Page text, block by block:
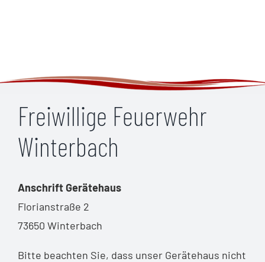
Freiwillige Feuerwehr
Winterbach
Anschrift Gerätehaus
Florianstraße 2
73650 Winterbach
Bitte beachten Sie, dass unser Gerätehaus nicht